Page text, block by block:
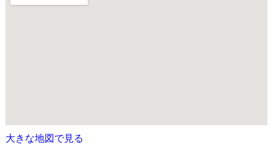
大きな地図で見る